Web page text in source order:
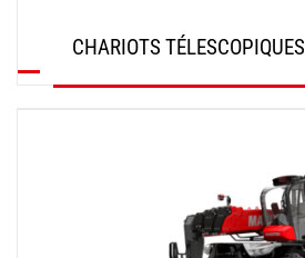
CHARIOTS TÉLESCOPIQUES